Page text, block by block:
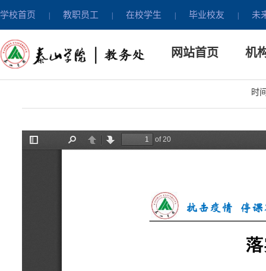
学校首页 | 教职员工 | 在校学生 | 毕业校友 | 未
网站首页 机
教学运行
时